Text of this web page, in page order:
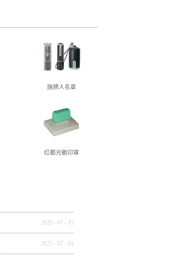
旗牌人名章
红都光敏印章
2025 -07 - 15
2025 -07 -01